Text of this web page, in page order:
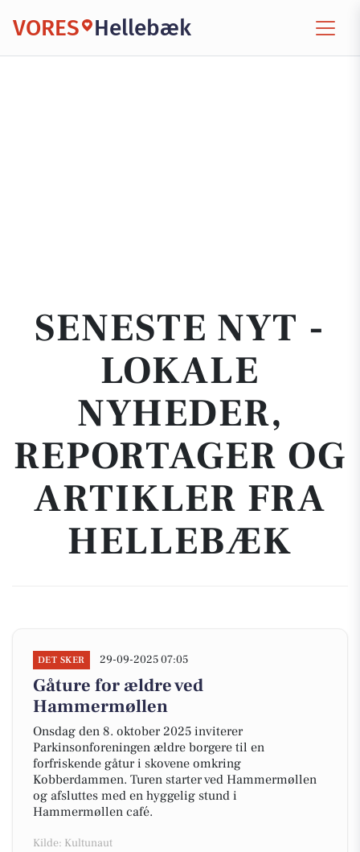
VORES Hellebæk
SENESTE NYT -
LOKALE
NYHEDER,
REPORTAGER OG
ARTIKLER FRA
HELLEBÆK
DET SKER 29-09-2025 07:05
Gåture for ældre ved
Hammermøllen
Onsdag den 8. oktober 2025 inviterer
Parkinsonforeningen ældre borgere til en
forfriskende gåtur i skovene omkring
Kobberdammen. Turen starter ved Hammermøllen
og afsluttes med en hyggelig stund i
Hammermøllen café.
Kilde: Kultunaut